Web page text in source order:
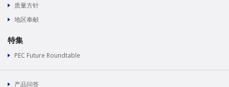
质量方针
地区奉献
特集
PEC Future Roundtable
产品问答